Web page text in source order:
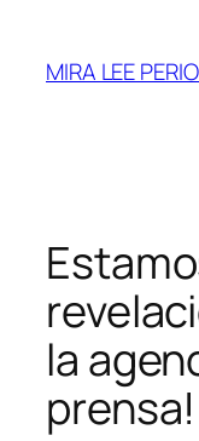
contenido
MIRA LEE
la
prensa!